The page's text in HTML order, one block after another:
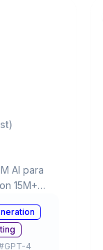
AI para
15M+
múltiples
y plan
GPT-4